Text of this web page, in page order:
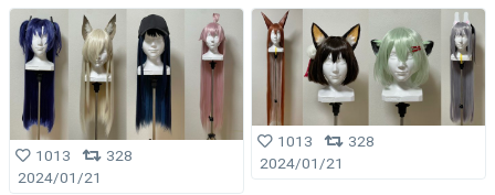
1013
328
2024/01/21
1013
328
2024/01/21